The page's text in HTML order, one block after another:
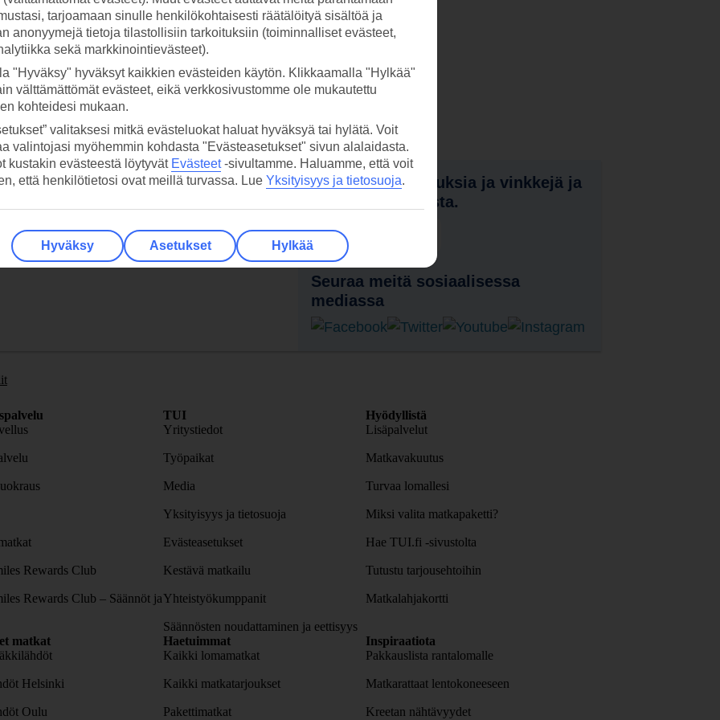
TUI-sovellus nyt!
Lataa sovellus kätevästi lukemalla
QR-koodi puhelimesi kameralla.
Vastaanota tarjouksia ja vinkkejä ja
tietoja uutuuksista.
Tilaa uutiskirje
Seuraa meitä sosiaalisessa
mediassa
Rewards Club
Rewards Club – Säännöt ja
TUI
Yritystiedot
Työpaikat
Media
Yksityisyys ja tietosuoja
Evästeasetukset
Kestävä matkailu
Yhteistyökumppanit
Säännösten noudattaminen ja eettisyys
Hyödyllistä
Lisäpalvelut
Matkavakuutus
Turvaa lomallesi
Miksi valita matkapaketti?
Hae TUI.fi -sivustolta
Tutustu tarjousehtoihin
Matkalahjakortti
matkat
Helsinki
Oulu
Haetuimmat
Kaikki lomamatkat
Kaikki matkatarjoukset
Pakettimatkat
Inspiraatiota
Pakkauslista rantalomalle
Matkarattaat lentokoneeseen
Kreetan nähtävyydet
tarjoamaan sinulle henkilökohtaisesti räätälöityä sisältöä ja
anonyymejä tietoja tilastollisiin tarkoituksiin (toiminnalliset evästeet,
sekä markkinointievästeet).
"Hyväksy" hyväksyt kaikkien evästeiden käytön. Klikkaamalla "Hylkää"
välttämättömät evästeet, eikä verkkosivustomme ole mukautettu
kohteidesi mukaan.
valitaksesi mitkä evästeluokat haluat hyväksyä tai hylätä. Voit
valintojasi myöhemmin kohdasta "Evästeasetukset" sivun alalaidasta.
kustakin evästeestä löytyvät Evästeet-sivultamme. Haluamme, että voit
että henkilötietosi ovat meillä turvassa. Lue Yksityisyys ja tietosuoja.
Hyväksy Asetukset Hylkää